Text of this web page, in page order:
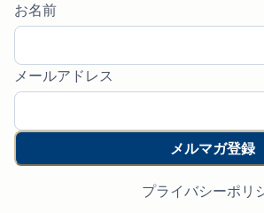
お名前
メールアドレス
メルマガ登録
プライバシーポリ